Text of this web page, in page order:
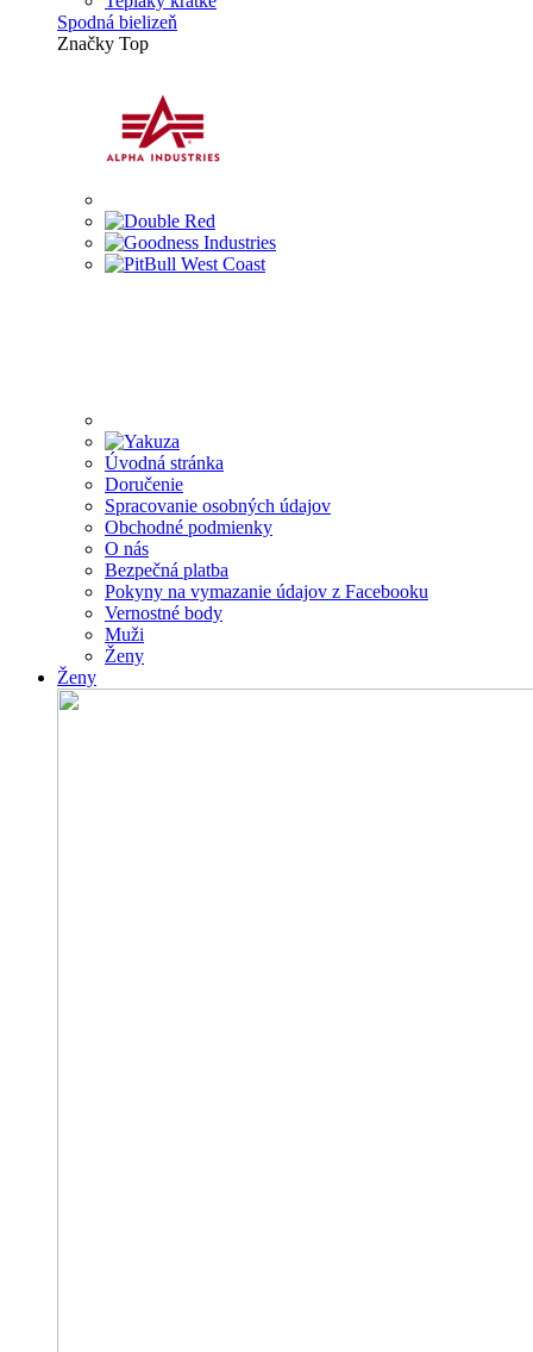
Spodná bielizeň
Značky Top
Úvodná stránka
Doručenie
Spracovanie osobných údajov
Obchodné podmienky
O nás
Bezpečná platba
Pokyny na vymazanie údajov z Facebooku
Vernostné body
Muži
Ženy
Ženy